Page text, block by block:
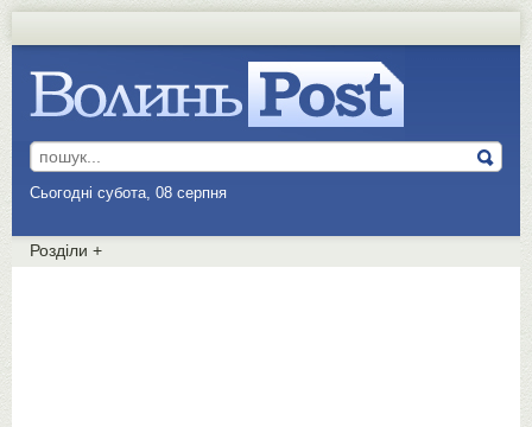
Сьогодні субота, 08 серпня
Розділи +